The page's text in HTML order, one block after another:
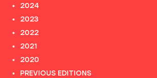
2024
2023
2022
2021
2020
PREVIOUS EDITIONS